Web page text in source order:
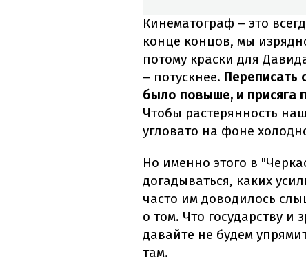
Кинематограф – это
конце концов, мы
потому краски для
– потускнее. Переписать
было повыше, и присяга
Чтобы растерянность
угловато на фоне
Но именно этого в
догадываться, каких
часто им доводилось
о том. Что государству
давайте не будем
там.